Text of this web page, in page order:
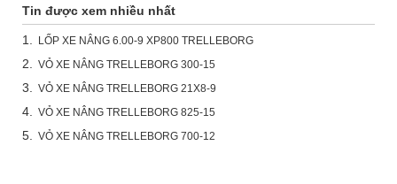
Tin được xem nhiều nhất
1. LỐP XE NÂNG 6.00-9 XP800 TRELLEBORG
2. VỎ XE NÂNG TRELLEBORG 300-15
3. VỎ XE NÂNG TRELLEBORG 21X8-9
4. VỎ XE NÂNG TRELLEBORG 825-15
5. VỎ XE NÂNG TRELLEBORG 700-12